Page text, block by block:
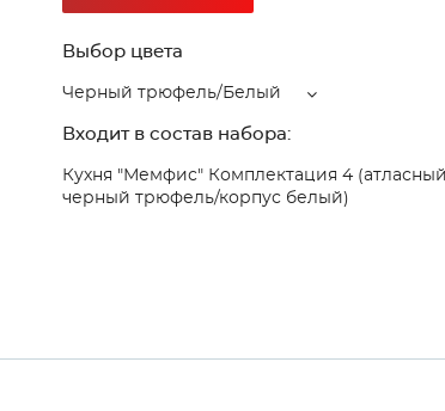
Выбор цвета
Черный трюфель/Белый
Входит в состав набора:
Кухня "Мемфис" Комплектация 4
черный трюфель/корпус белый)